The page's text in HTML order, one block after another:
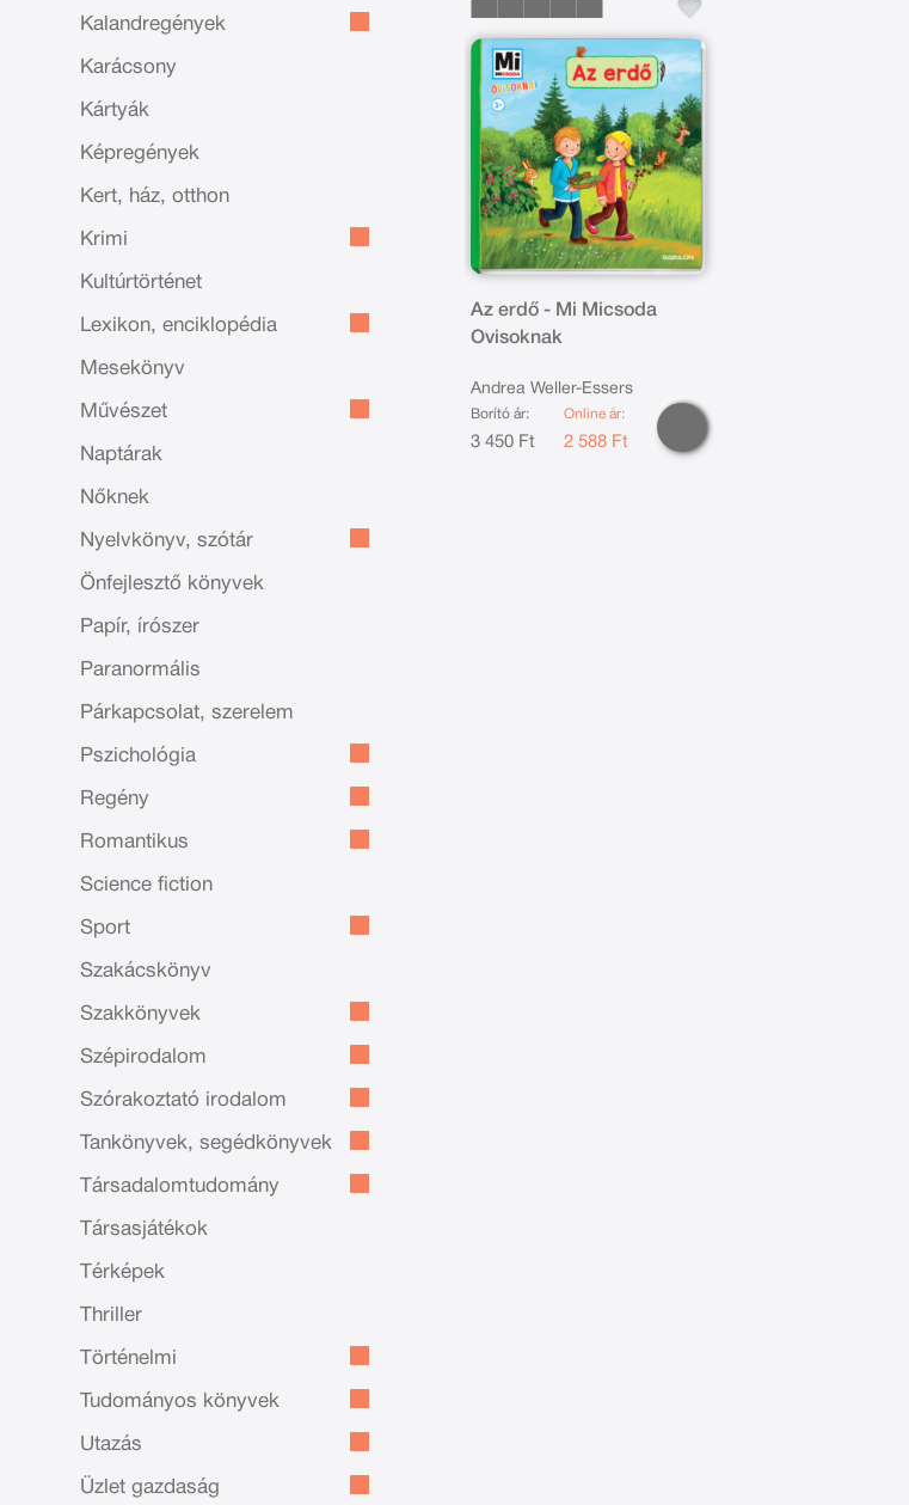
Kalandregények
Karácsony
Kártyák
Képregények
Kert, ház, otthon
Krimi
Kultúrtörténet
Lexikon, enciklopédia
Mesekönyv
Művészet
Naptárak
Nőknek
Nyelvkönyv, szótár
Önfejlesztő könyvek
Papír, írószer
Paranormális
Párkapcsolat, szerelem
Pszichológia
Regény
Romantikus
Science fiction
Sport
Szakácskönyv
Szakkönyvek
Szépirodalom
Szórakoztató irodalom
Tankönyvek, segédkönyvek
Társadalomtudomány
Társasjátékok
Térképek
Thriller
Történelmi
Tudományos könyvek
Utazás
Üzlet gazdaság
Az erdő - Mi Micsoda
Ovisoknak
Andrea Weller-Essers
Borító ár:
3 450 Ft
Online ár:
2 588 Ft